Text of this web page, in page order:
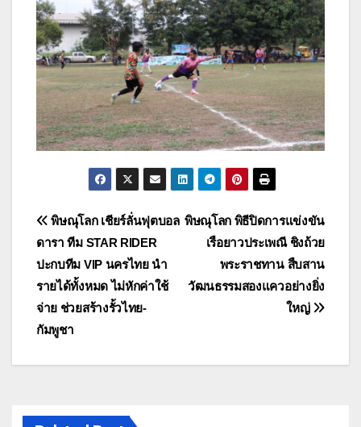
แนะแนว
เรื่อง
พิษณุโลก พิธีปิดการแข่งขัน
เรือยาวประเพณี ชิงถ้วย
พระราชทาน สืบสาน
วัฒนธรรมสองแควอย่างยิ่ง
ใหญ่
พิษณุโลก เชียร์ลั่นฟุตบอล
ดารา ทีม STAR RIDER
ปะกบทีม VIP นครไทย นำ
รายได้ทั้งหมด ไม่หักค่าใช้
จ่าย ช่วยสร้างรั้วไทย-
กัมพูชา